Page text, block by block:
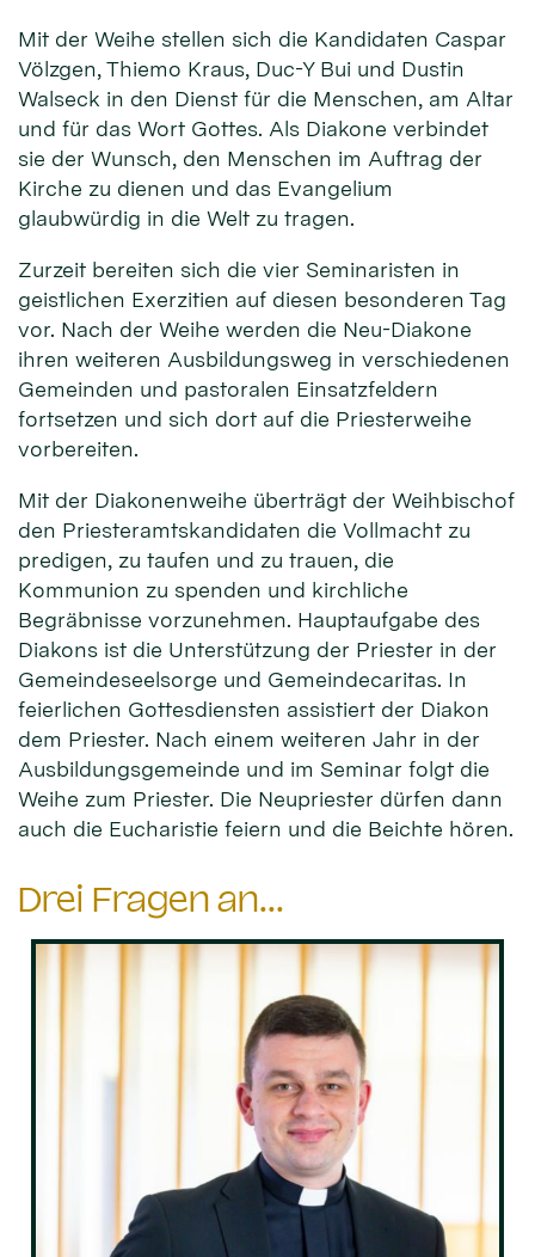
Mit der Weihe stellen sich die Kandidaten Caspar
Völzgen, Thiemo Kraus, Duc-Y Bui und Dustin
Walseck in den Dienst für die Men­schen, am Altar
und für das Wort Gottes. Als Diakone verbindet
sie der Wunsch, den Menschen im Auftrag der
Kirche zu dienen und das Evangelium
glaubwürdig in die Welt zu tragen.
Zurzeit bereiten sich die vier Seminaristen in
geistlichen Exerzitien auf diesen besonderen Tag
vor. Nach der Weihe werden die Neu-Diakone
ihren weiteren Ausbildungsweg in verschiedenen
Gemeinden und pastoralen Einsatzfeldern
fortsetzen und sich dort auf die Priesterweihe
vorbereiten.
Mit der Diakonenweihe überträgt der Weihbischof
den Priesteramtskandidaten die Vollmacht zu
predigen, zu taufen und zu trauen, die
Kommunion zu spenden und kirchliche
Begräbnisse vorzunehmen. Hauptaufgabe des
Diakons ist die Unterstützung der Priester in der
Gemeindeseelsorge und Gemeindecaritas. In
feierlichen Gottesdiensten assistiert der Diakon
dem Priester. Nach einem weiteren Jahr in der
Ausbildungsgemeinde und im Seminar folgt die
Weihe zum Priester. Die Neupriester dürfen dann
auch die Eucharistie feiern und die Beichte hören.
Drei Fragen an...